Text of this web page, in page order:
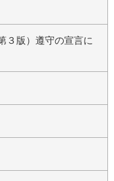
３版）遵守の宣言に